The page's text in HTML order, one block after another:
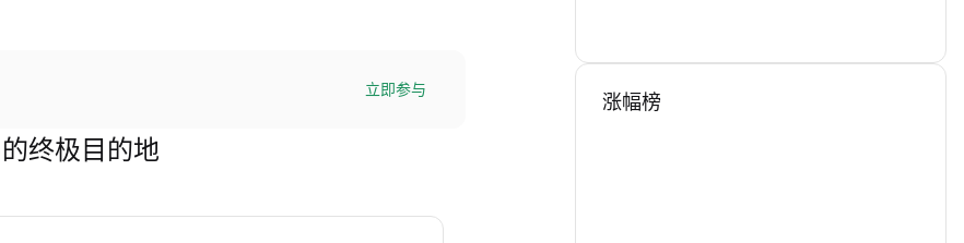
立即参与
终极目的地
涨幅榜